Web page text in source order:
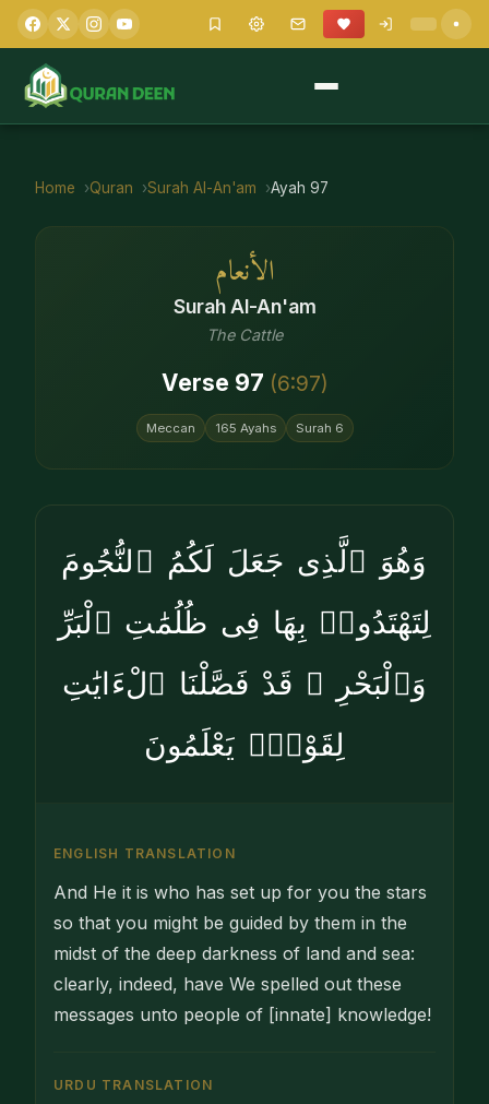
Home Quran Surah Al-An'am Ayah 97
الأنعام
Surah Al-An'am
The Cattle
Verse 97 (6:97)
Meccan 165 Ayahs Surah 6
وَهُوَ ٱلَّذِى جَعَلَ لَكُمُ ٱلنُّجُومَ
لِتَهْتَدُوا۟ بِهَا فِى ظُلُمَٰتِ ٱلْبَرِّ
وَٱلْبَحْرِ ۗ قَدْ فَصَّلْنَا ٱلْءَايَٰتِ
لِقَوْمٍۢ يَعْلَمُونَ
ENGLISH TRANSLATION
And He it is who has set up for you the stars
so that you might be guided by them in the
midst of the deep darkness of land and sea:
clearly, indeed, have We spelled out these
messages unto people of [innate] knowledge!
URDU TRANSLATION